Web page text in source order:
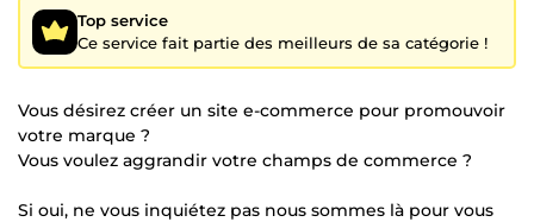
Top service
Ce service fait partie des meilleurs de sa catégorie !
Vous désirez créer un site e-commerce pour promouvoir
votre marque ?
Vous voulez aggrandir votre champs de commerce ?
Si oui, ne vous inquiétez pas nous sommes là pour vous